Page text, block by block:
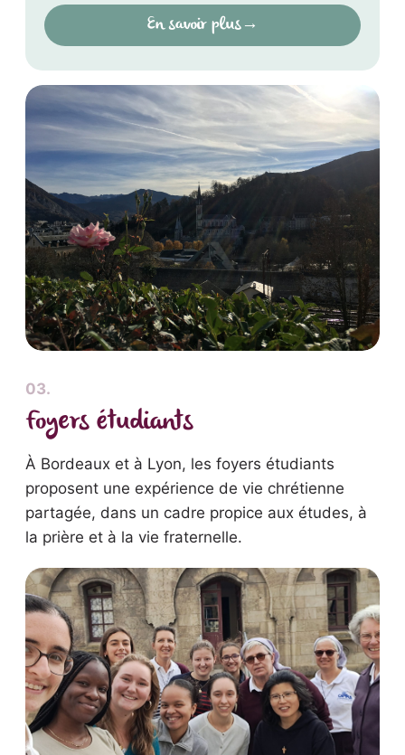
En savoir plus→
03.
Foyers étudiants
À Bordeaux et à Lyon, les foyers étudiants
proposent une expérience de vie chrétienne
partagée, dans un cadre propice aux études, à
la prière et à la vie fraternelle.